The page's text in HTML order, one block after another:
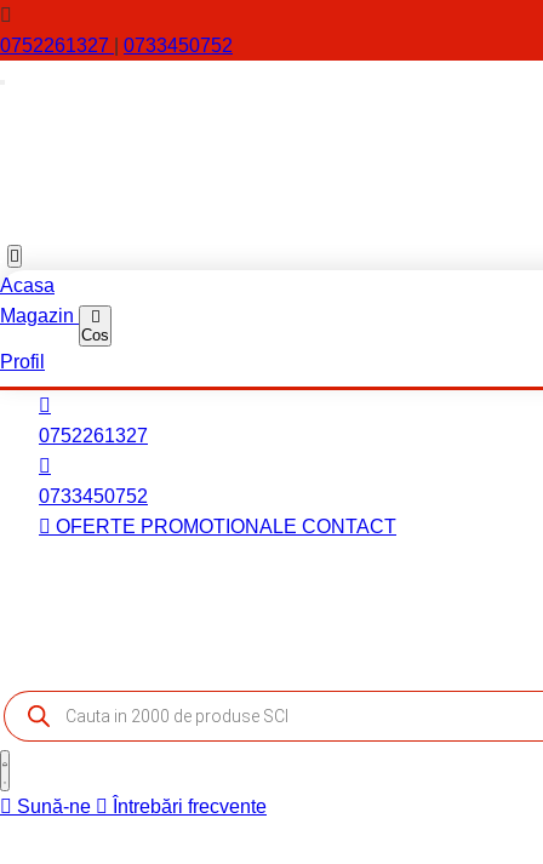
0752261327 0733450752
Acasa
Magazin
Cos
Profil
0752261327
0733450752
OFERTE PROMOTIONALE CONTACT
Products
search
Sună-ne Întrebări frecvente